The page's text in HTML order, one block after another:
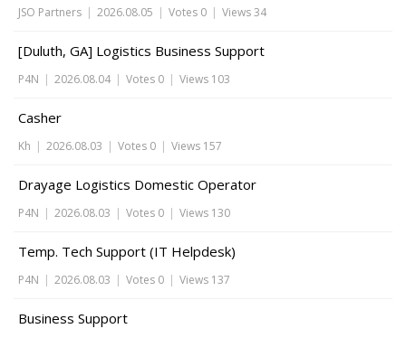
JSO Partners | 2026.08.05 | Votes 0 | Views 34
[Duluth, GA] Logistics Business Support
P4N | 2026.08.04 | Votes 0 | Views 103
Casher
Kh | 2026.08.03 | Votes 0 | Views 157
Drayage Logistics Domestic Operator
P4N | 2026.08.03 | Votes 0 | Views 130
Temp. Tech Support (IT Helpdesk)
P4N | 2026.08.03 | Votes 0 | Views 137
Business Support